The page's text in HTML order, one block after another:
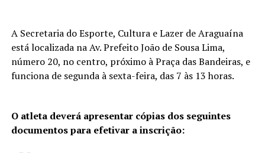
A Secretaria do Esporte, Cultura e Lazer de Araguaína
está localizada na Av. Prefeito João de Sousa Lima,
número 20, no centro, próximo à Praça das Bandeiras, e
funciona de segunda à sexta-feira, das 7 às 13 horas.
O atleta deverá apresentar cópias dos seguintes
documentos para efetivar a inscrição: